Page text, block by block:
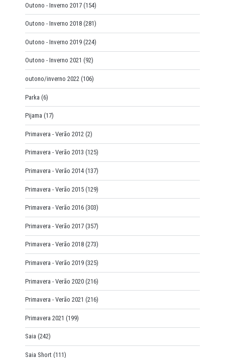
Outono - Inverno 2017 (154)
Outono - Inverno 2018 (281)
Outono - Inverno 2019 (224)
Outono - Inverno 2021 (92)
outono/inverno 2022 (106)
Parka (6)
Pijama (17)
Primavera - Verão 2012 (2)
Primavera - Verão 2013 (125)
Primavera - Verão 2014 (137)
Primavera - Verão 2015 (129)
Primavera - Verão 2016 (303)
Primavera - Verão 2017 (357)
Primavera - Verão 2018 (273)
Primavera - Verão 2019 (325)
Primavera - Verão 2020 (216)
Primavera - Verão 2021 (216)
Primavera 2021 (199)
Saia (242)
Saia Short (111)